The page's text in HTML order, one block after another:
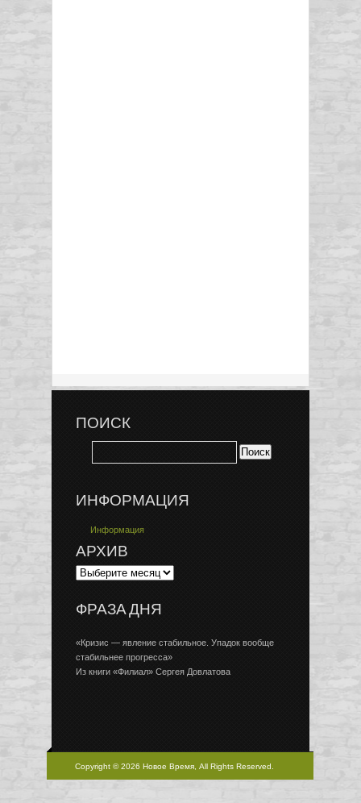
ПОИСК
ИНФОРМАЦИЯ
Информация
АРХИВ
ФРАЗА ДНЯ
«Кризис — явление стабильное. Упадок вообще
стабильнее прогресса»
Из книги «Филиал» Сергея Довлатова
Copyright © 2026 Новое Время, All Rights Reserved.